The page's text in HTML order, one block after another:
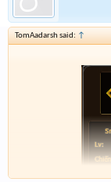
TomAadarsh said: ↑